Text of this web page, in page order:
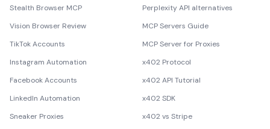
Stealth Browser MCP
Vision Browser Review
TikTok Accounts
Instagram Automation
Facebook Accounts
LinkedIn Automation
Sneaker Proxies
Perplexity API alternatives
MCP Servers Guide
MCP Server for Proxies
x402 Protocol
x402 API Tutorial
x402 SDK
x402 vs Stripe